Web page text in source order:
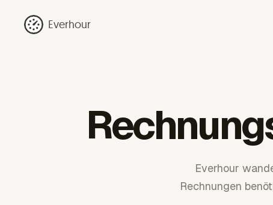
Everhour
Everhour
Rechnungen